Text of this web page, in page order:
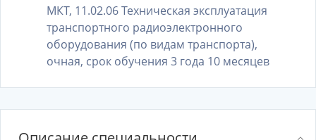
МКТ, 11.02.06 Техническая эксплуатация
транспортного радиоэлектронного
оборудования (по видам транспорта),
очная, срок обучения 3 года 10 месяцев